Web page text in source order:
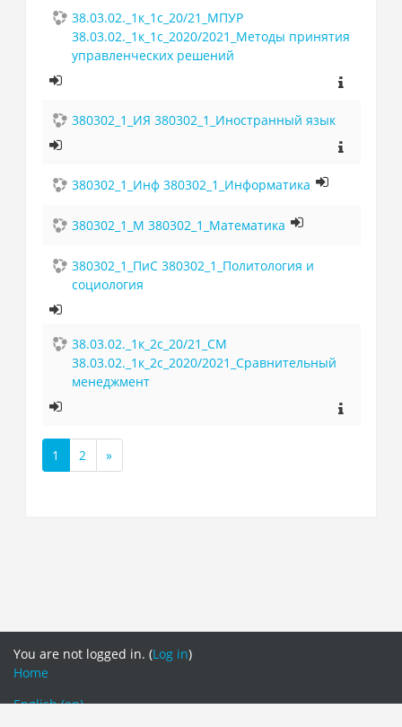
38.03.02._1к_1с_20/21_МПУР
38.03.02._1к_1с_2020/2021_Методы принятия
управленческих решений
380302_1_ИЯ 380302_1_Иностранный язык
380302_1_Инф 380302_1_Информатика
380302_1_М 380302_1_Математика
380302_1_ПиС 380302_1_Политология и
социология
38.03.02._1к_2с_20/21_СМ
38.03.02._1к_2с_2020/2021_Сравнительный
менеджмент
1
(current)
2
»
Next
You are not logged in. (Log in)
Home
English ‎(en)‎